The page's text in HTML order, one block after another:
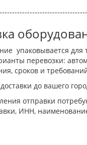
упаковывается
перевозки:
сроков и
до вашего
отправки
ИНН,